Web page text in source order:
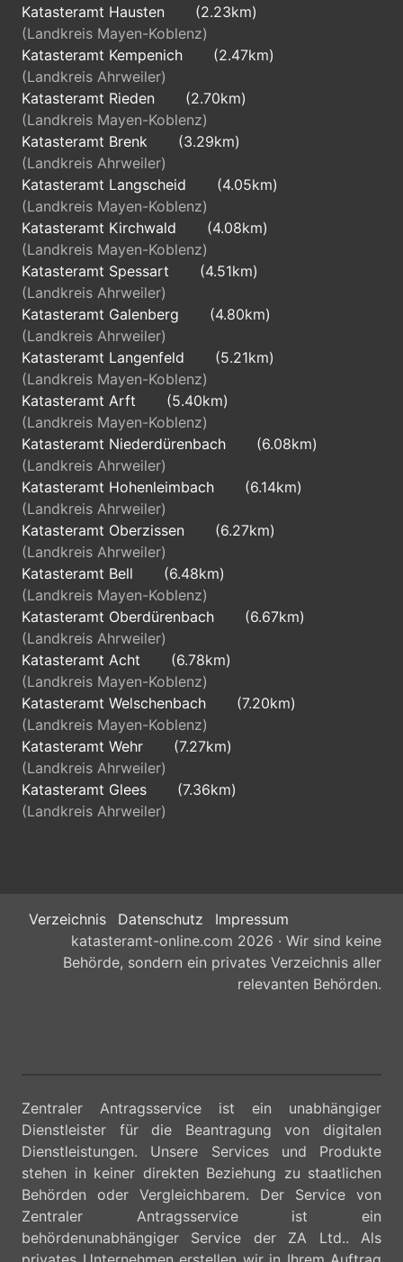
Katasteramt Hausten
(2.23km)
(Landkreis Mayen-Koblenz)
Katasteramt Kempenich
(2.47km)
(Landkreis Ahrweiler)
Katasteramt Rieden
(2.70km)
(Landkreis Mayen-Koblenz)
Katasteramt Brenk
(3.29km)
(Landkreis Ahrweiler)
Katasteramt Langscheid
(4.05km)
(Landkreis Mayen-Koblenz)
Katasteramt Kirchwald
(4.08km)
(Landkreis Mayen-Koblenz)
Katasteramt Spessart
(4.51km)
(Landkreis Ahrweiler)
Katasteramt Galenberg
(4.80km)
(Landkreis Ahrweiler)
Katasteramt Langenfeld
(5.21km)
(Landkreis Mayen-Koblenz)
Katasteramt Arft
(5.40km)
(Landkreis Mayen-Koblenz)
Katasteramt Niederdürenbach
(6.08km)
(Landkreis Ahrweiler)
Katasteramt Hohenleimbach
(6.14km)
(Landkreis Ahrweiler)
Katasteramt Oberzissen
(6.27km)
(Landkreis Ahrweiler)
Katasteramt Bell
(6.48km)
(Landkreis Mayen-Koblenz)
Katasteramt Oberdürenbach
(6.67km)
(Landkreis Ahrweiler)
Katasteramt Acht
(6.78km)
(Landkreis Mayen-Koblenz)
Katasteramt Welschenbach
(7.20km)
(Landkreis Mayen-Koblenz)
Katasteramt Wehr
(7.27km)
(Landkreis Ahrweiler)
Katasteramt Glees
(7.36km)
(Landkreis Ahrweiler)
Verzeichnis Datenschutz
Impressum
katasteramt-online.com 2026 · Wir sind keine
Behörde, sondern ein privates Verzeichnis aller
relevanten Behörden.
Zentraler Antragsservice ist ein unabhängiger
Dienstleister für die Beantragung von digitalen
Dienstleistungen. Unsere Services und Produkte
stehen in keiner direkten Beziehung zu staatlichen
Behörden oder Vergleichbarem. Der Service von
Zentraler Antragsservice ist ein
behördenunabhängiger Service der ZA Ltd.. Als